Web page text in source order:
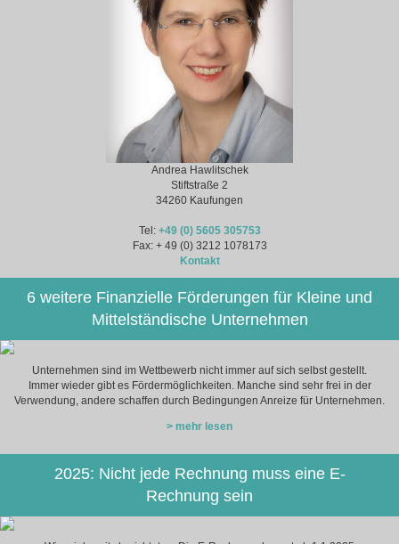
Andrea Hawlitschek
Stiftstraße 2
34260 Kaufungen
Tel: +49 (0) 5605 305753
Fax: + 49 (0) 3212 1078173
Kontakt
6 weitere Finanzielle Förderungen für Kleine und
Mittelständische Unternehmen
Unternehmen sind im Wettbewerb nicht immer auf sich selbst gestellt.
Immer wieder gibt es Fördermöglichkeiten. Manche sind sehr frei in der
Verwendung, andere schaffen durch Bedingungen Anreize für Unternehmen.
> mehr lesen
2025: Nicht jede Rechnung muss eine E-
Rechnung sein